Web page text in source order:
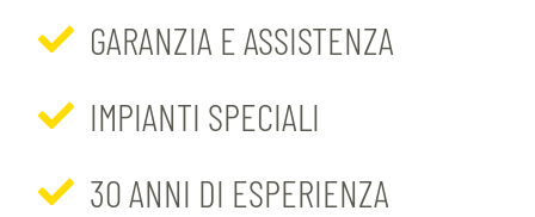
GARANZIA E ASSISTENZA
IMPIANTI SPECIALI
30 ANNI DI ESPERIENZA